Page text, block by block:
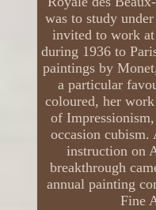
was to study
invited to work
during 1936 to
paintings by
a particular
coloured, her
of
occasion cubism.
instruction on
breakthrough
annual painting
Fine